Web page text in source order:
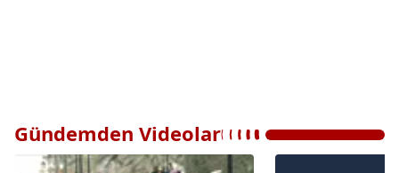
Gündemden Videolar